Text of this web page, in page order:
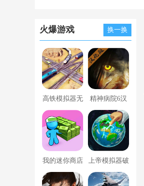
火爆游戏 换一换
高铁模拟器无
限金币版
精神病院6汉
化版下载
我的迷你商店
破解版无限金
上帝模拟器破
解版全解锁无